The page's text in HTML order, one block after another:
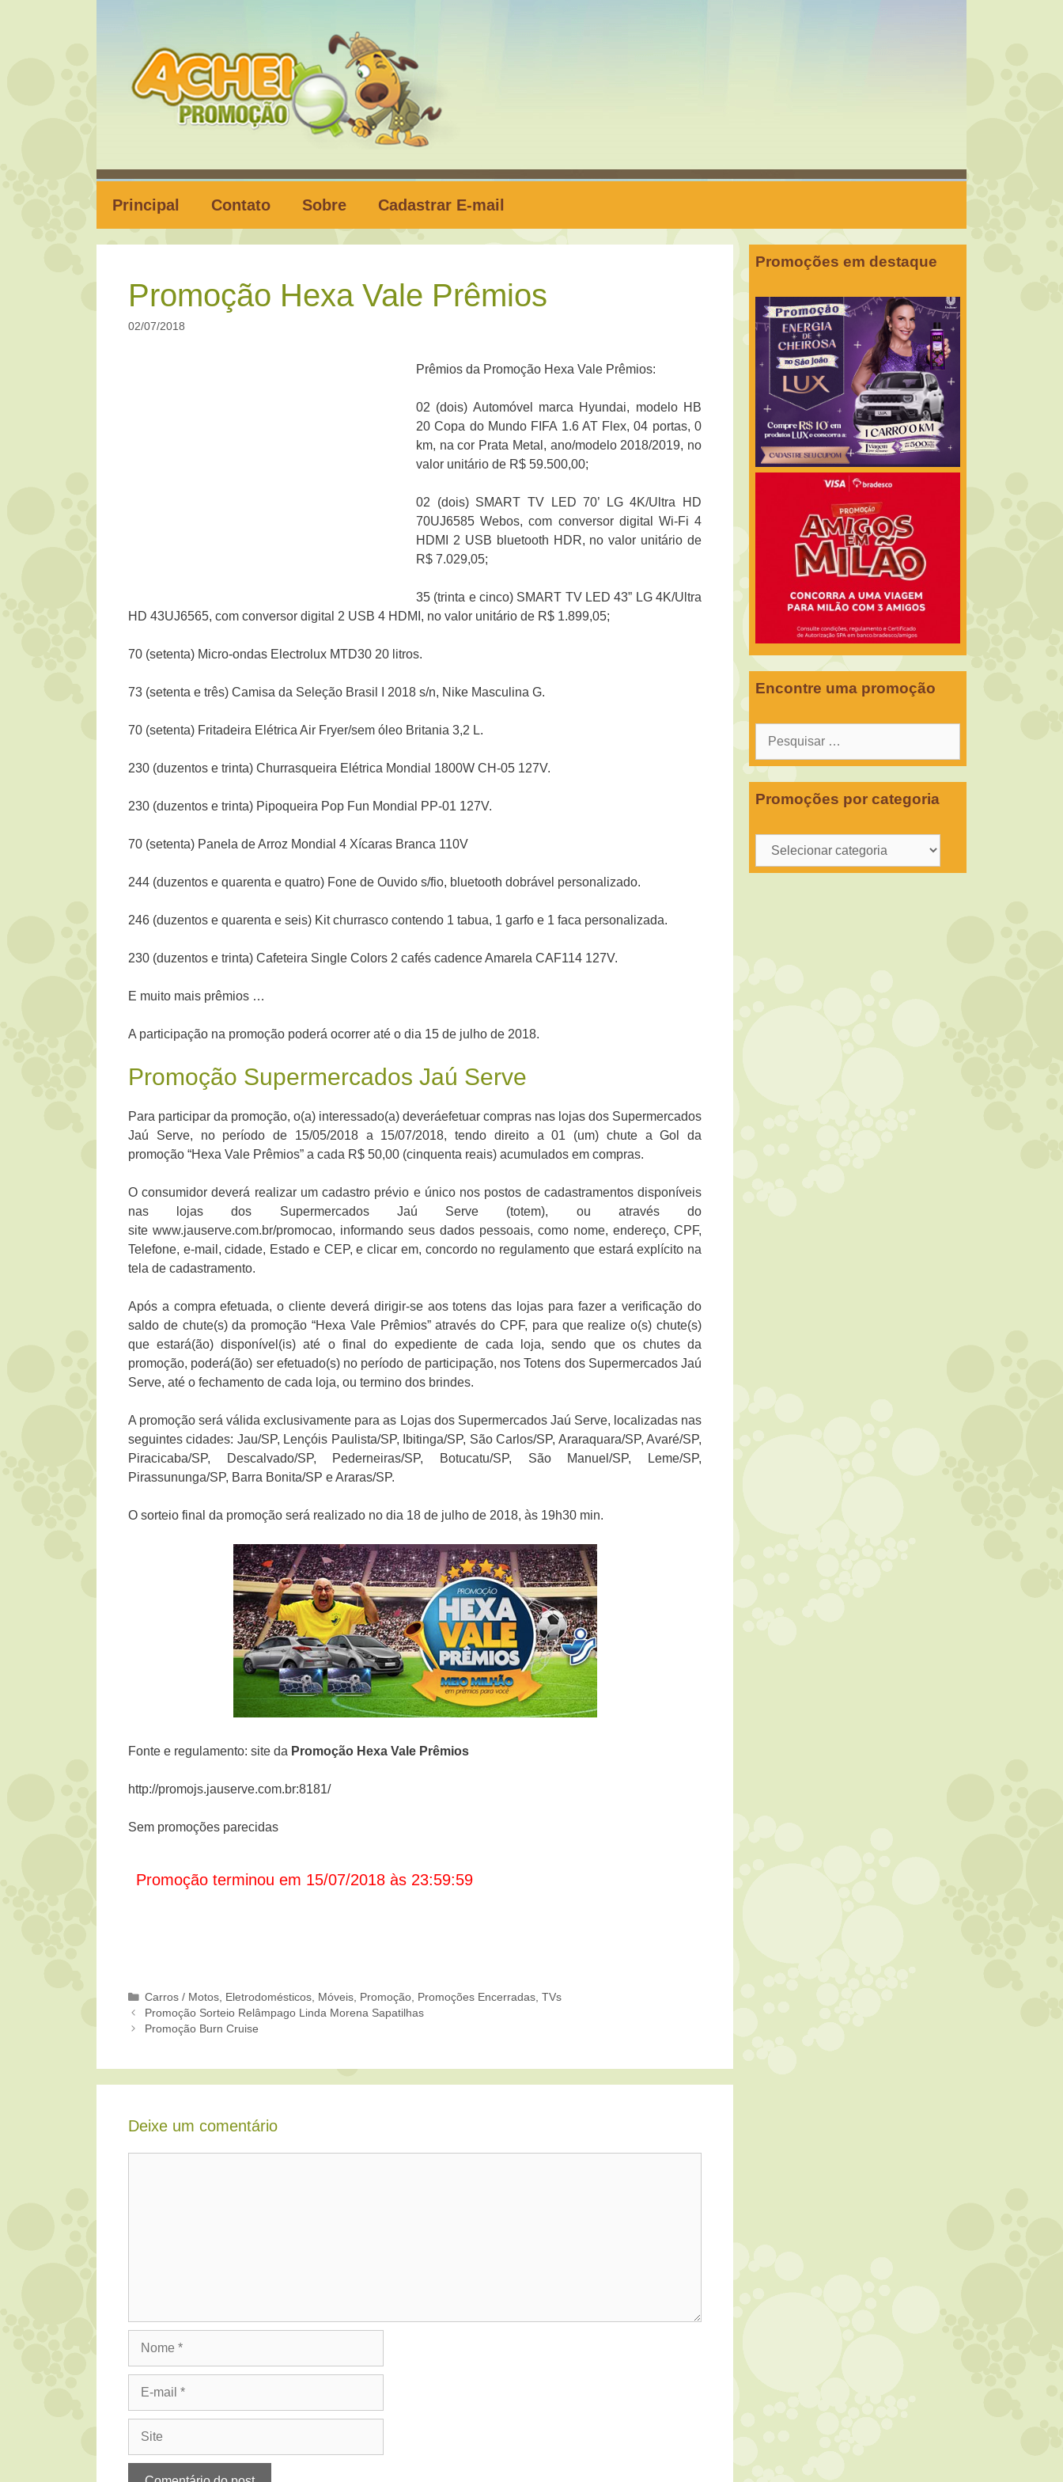
Principal Contato Sobre Cadastrar E-mail
Promoção Hexa Vale Prêmios
02/07/2018
Prêmios da Promoção Hexa Vale Prêmios:
02 (dois) Automóvel marca Hyundai, modelo HB
20 Copa do Mundo FIFA 1.6 AT Flex, 04 portas, 0
km, na cor Prata Metal, ano/modelo 2018/2019, no
valor unitário de R$ 59.500,00;
02 (dois) SMART TV LED 70’ LG 4K/Ultra HD
70UJ6585 Webos, com conversor digital Wi-Fi 4
HDMI 2 USB bluetooth HDR, no valor unitário de
R$ 7.029,05;
35 (trinta e cinco) SMART TV LED 43” LG 4K/Ultra
HD 43UJ6565, com conversor digital 2 USB 4 HDMI, no valor unitário de R$ 1.899,05;
70 (setenta) Micro-ondas Electrolux MTD30 20 litros.
73 (setenta e três) Camisa da Seleção Brasil I 2018 s/n, Nike Masculina G.
70 (setenta) Fritadeira Elétrica Air Fryer/sem óleo Britania 3,2 L.
230 (duzentos e trinta) Churrasqueira Elétrica Mondial 1800W CH-05 127V.
230 (duzentos e trinta) Pipoqueira Pop Fun Mondial PP-01 127V.
70 (setenta) Panela de Arroz Mondial 4 Xícaras Branca 110V
244 (duzentos e quarenta e quatro) Fone de Ouvido s/fio, bluetooth dobrável personalizado.
246 (duzentos e quarenta e seis) Kit churrasco contendo 1 tabua, 1 garfo e 1 faca personalizada.
230 (duzentos e trinta) Cafeteira Single Colors 2 cafés cadence Amarela CAF114 127V.
E muito mais prêmios …
A participação na promoção poderá ocorrer até o dia 15 de julho de 2018.
Promoção Supermercados Jaú Serve
Para participar da promoção, o(a) interessado(a) deveráefetuar compras nas lojas dos Supermercados
Jaú Serve, no período de 15/05/2018 a 15/07/2018, tendo direito a 01 (um) chute a Gol da
promoção “Hexa Vale Prêmios” a cada R$ 50,00 (cinquenta reais) acumulados em compras.
O consumidor deverá realizar um cadastro prévio e único nos postos de cadastramentos disponíveis
nas lojas dos Supermercados Jaú Serve (totem), ou através do
site www.jauserve.com.br/promocao, informando seus dados pessoais, como nome, endereço, CPF,
Telefone, e-mail, cidade, Estado e CEP, e clicar em, concordo no regulamento que estará explícito na
tela de cadastramento.
Após a compra efetuada, o cliente deverá dirigir-se aos totens das lojas para fazer a verificação do
saldo de chute(s) da promoção “Hexa Vale Prêmios” através do CPF, para que realize o(s) chute(s)
que estará(ão) disponível(is) até o final do expediente de cada loja, sendo que os chutes da
promoção, poderá(ão) ser efetuado(s) no período de participação, nos Totens dos Supermercados Jaú
Serve, até o fechamento de cada loja, ou termino dos brindes.
A promoção será válida exclusivamente para as Lojas dos Supermercados Jaú Serve, localizadas nas
seguintes cidades: Jau/SP, Lençóis Paulista/SP, Ibitinga/SP, São Carlos/SP, Araraquara/SP, Avaré/SP,
Piracicaba/SP, Descalvado/SP, Pederneiras/SP, Botucatu/SP, São Manuel/SP, Leme/SP,
Pirassununga/SP, Barra Bonita/SP e Araras/SP.
O sorteio final da promoção será realizado no dia 18 de julho de 2018, às 19h30 min.
Fonte e regulamento: site da Promoção Hexa Vale Prêmios
http://promojs.jauserve.com.br:8181/
Sem promoções parecidas
Promoção terminou em 15/07/2018 às 23:59:59
Categorias
Carros / Motos Eletrodomésticos, Móveis Promoção Promoções Encerradas ,TVs
Promoção Sorteio Relâmpago Linda Morena Sapatilhas
Promoção Burn Cruise
Deixe um comentário
Promoções em destaque
Encontre uma promoção
Pesquisar
Promoções por categoria
Promoções
por